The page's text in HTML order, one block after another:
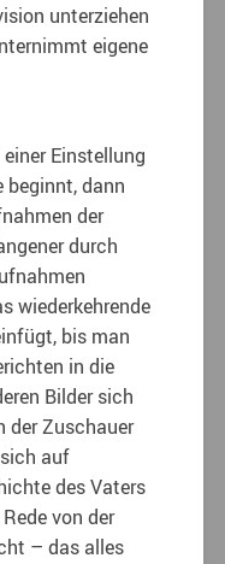
unterziehen
eigene
Einstellung
beginnt, dann
der
durch
wiederkehrende
bis man
in die
Bilder sich
der Zuschauer
auf
des Vaters
von der
– das alles